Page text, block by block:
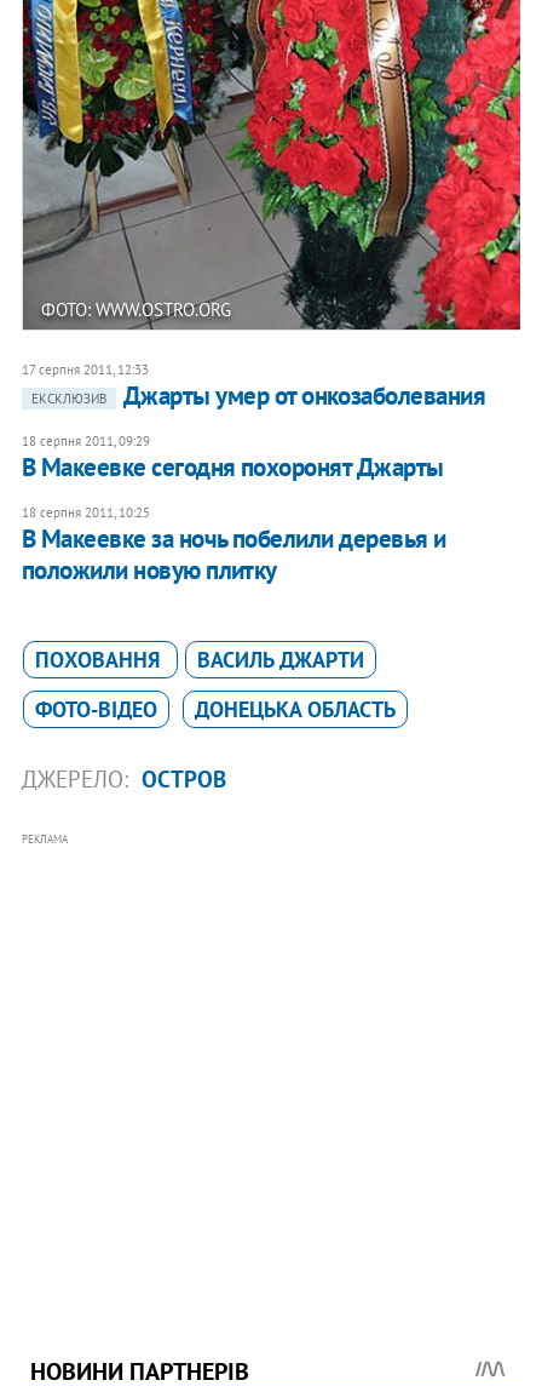
ФОТО: WWW.OSTRO.ORG
17 серпня 2011, 12:33
ЕКСКЛЮЗИВ
Джарты умер от онкозаболевания
18 серпня 2011, 09:29
В Макеевке сегодня похоронят Джарты
18 серпня 2011, 10:25
В Макеевке за ночь побелили деревья и
положили новую плитку
ПОХОВАННЯ
ВАСИЛЬ ДЖАРТИ
ФОТО-ВІДЕО
ДОНЕЦЬКА ОБЛАСТЬ
ДЖЕРЕЛО: ОСТРОВ
РЕКЛАМА